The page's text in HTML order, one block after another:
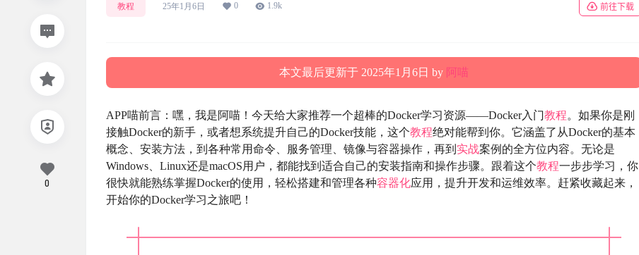
教程 25年1月6日 0 1.9k 前往下载
本文最后更新于 2025年1月6日 by 阿喵
APP喵前言：嘿，我是阿喵！今天给大家推荐一个超棒的Docker学习资源——Docker入门教程。如果你是刚
接触Docker的新手，或者想系统提升自己的Docker技能，这个教程绝对能帮到你。它涵盖了从Docker的基本
概念、安装方法，到各种常用命令、服务管理、镜像与容器操作，再到 实战案例的全方位内容。无论是
Windows、Linux还是macOS用户，都能找到适合自己的安装指南和操作步骤。跟着这个教程一步步学习，你
很快就能熟练掌握Docker的使用，轻松搭建和管理各种容器化应用，提升开发和运维效率。赶紧收藏起来，
开始你的Docker学习之旅吧！
0